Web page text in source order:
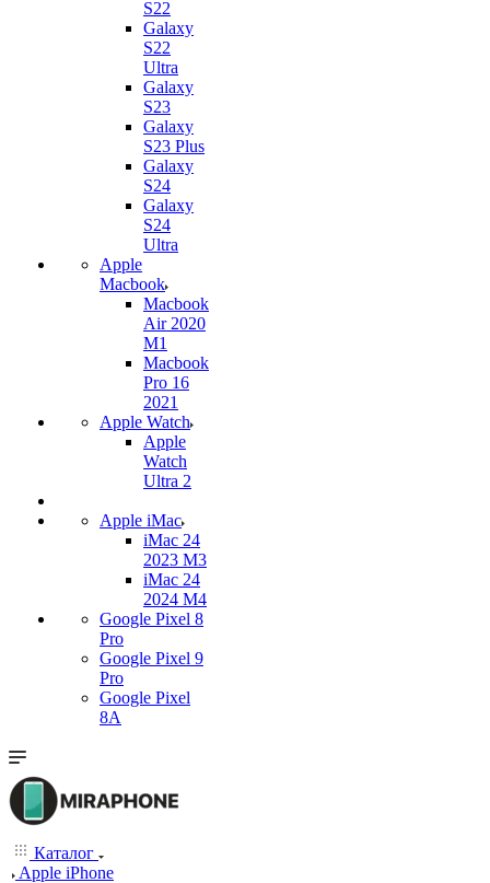
S22
Galaxy
S22
Ultra
Galaxy
S23
Galaxy
S23 Plus
Galaxy
S24
Galaxy
S24
Ultra
Apple
Macbook
Macbook
Air 2020
M1
Macbook
Pro 16
2021
Apple Watch
Apple
Watch
Ultra 2
Apple iMac
iMac 24
2023 M3
iMac 24
2024 M4
Google Pixel 8
Pro
Google Pixel 9
Pro
Google Pixel
8A
Каталог
Apple iPhone